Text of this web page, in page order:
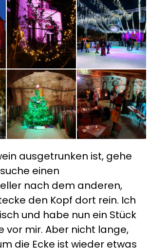
ausgetrunken ist, gehe
einen
nach dem anderen,
den Kopf dort rein. Ich
und habe nun ein Stück
vor mir. Aber nicht lange,
die Ecke ist wieder etwas